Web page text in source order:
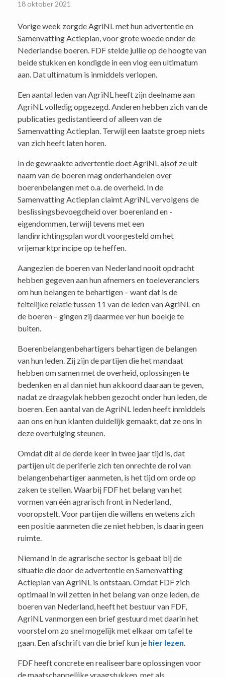
18 oktober 2021
Vorige week zorgde AgriNL met hun advertentie en
Samenvatting Actieplan, voor grote woede onder de
Nederlandse boeren. FDF stelde jullie op de hoogte van
beide stukken en kondigde in een vlog een ultimatum
aan. Dat ultimatum is inmiddels verlopen.
Een aantal leden van AgriNL heeft zijn deelname aan
AgriNL volledig opgezegd. Anderen hebben zich van de
publicaties gedistantieerd of alleen van de
Samenvatting Actieplan. Terwijl een laatste groep niets
van zich heeft laten horen.
In de gewraakte advertentie doet AgriNL alsof ze uit
naam van de boeren mag onderhandelen over
boerenbelangen met o.a. de overheid. In de
Samenvatting Actieplan claimt AgriNL vervolgens de
beslissingsbevoegdheid over boerenland en -
eigendommen, terwijl tevens met een
landinrichtingsplan wordt voorgesteld om het
vrijemarktprincipe op te heffen.
Aangezien de boeren van Nederland nooit opdracht
hebben gegeven aan hun afnemers en toeleveranciers
om hun belangen te behartigen – want dat is de
feitelijke relatie tussen 11 van de leden van AgriNL en
de boeren – gingen zij daarmee ver hun boekje te
buiten.
Boerenbelangenbehartigers behartigen de belangen
van hun leden. Zij zijn de partijen die het mandaat
hebben om samen met de overheid, oplossingen te
bedenken en al dan niet hun akkoord daaraan te geven,
nadat ze draagvlak hebben gezocht onder hun leden, de
boeren. Een aantal van de AgriNL leden heeft inmiddels
aan ons en hun klanten duidelijk gemaakt, dat ze ons in
deze overtuiging steunen.
Omdat dit al de derde keer in twee jaar tijd is, dat
partijen uit de periferie zich ten onrechte de rol van
belangenbehartiger aanmeten, is het tijd om orde op
zaken te stellen. Waarbij FDF het belang van het
vormen van één agrarisch front in Nederland,
vooropstelt. Voor partijen die willens en wetens zich
een positie aanmeten die ze niet hebben, is daarin geen
ruimte.
Niemand in de agrarische sector is gebaat bij de
situatie die door de advertentie en Samenvatting
Actieplan van AgriNL is ontstaan. Omdat FDF zich
optimaal in wil zetten in het belang van onze leden, de
boeren van Nederland, heeft het bestuur van FDF,
AgriNL vanmorgen een brief gestuurd met daarin het
voorstel om zo snel mogelijk met elkaar om tafel te
gaan. Een afschrift van die brief kun je hier lezen.
FDF heeft concrete en realiseerbare oplossingen voor
de maatschappelijke vraagstukken, met als